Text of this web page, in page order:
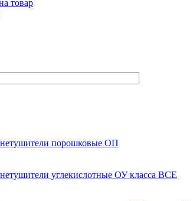
товар
порошковые ОП
углекислотные ОУ класса ВСЕ